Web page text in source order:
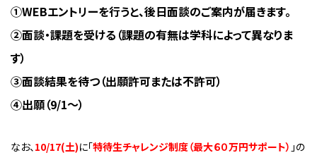
①WEBエントリーを行うと、後日面談のご案内が届きます。
②面談・課題を受ける（課題の有無は学科によって異なりま
す）
③面談結果を待つ（出願許可または不許可）
④出願（9/1～）
なお、10/17(土)に「特待生チャレンジ制度（最大６０万円サポート） 」の